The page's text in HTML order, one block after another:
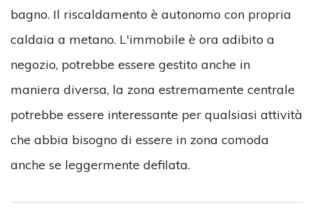
bagno. Il riscaldamento è autonomo con propria
caldaia a metano. L'immobile è ora adibito a
negozio, potrebbe essere gestito anche in
maniera diversa, la zona estremamente centrale
potrebbe essere interessante per qualsiasi attività
che abbia bisogno di essere in zona comoda
anche se leggermente defilata.